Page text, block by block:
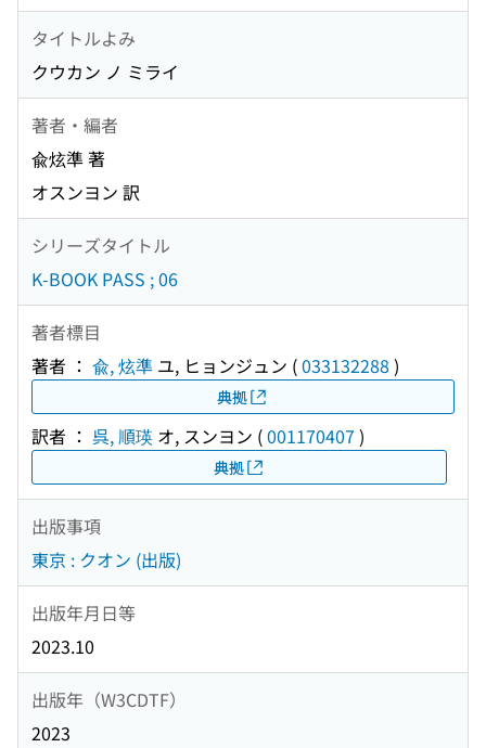
タイトルよみ
クウカン ノ ミライ
著者・編者
兪炫準 著
オスンヨン 訳
シリーズタイトル
K-BOOK PASS ; 06
著者標目
著者 ： 兪, 炫準 ユ, ヒョンジュン (033132288 )
典拠
訳者 ： 呉, 順瑛 オ, スンヨン (001170407 )
典拠
出版事項
東京 : クオン (出版)
出版年月日等
2023.10
出版年（W3CDTF）
2023